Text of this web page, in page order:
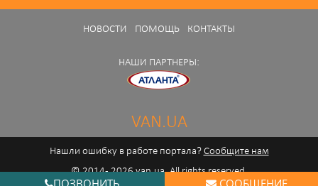
ПОЗВОНИТЬ СООБЩЕНИЕ
НОВОСТИ ПОМОЩЬ КОНТАКТЫ
НАШИ ПАРТНЕРЫ:
VAN.UA
Нашли ошибку в работе портала? Сообщите нам
© 2014 - 2026 van.ua. All rights reserved.